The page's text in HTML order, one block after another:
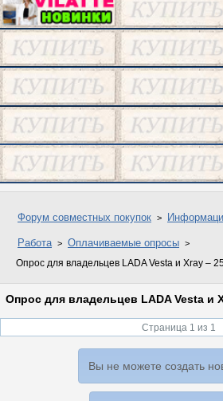
Форум совместных покупок
Работа Оплачиваемые опросы
Опрос для владельцев LADA Vesta и Xray –
Опрос для владельцев LADA Vesta и
Страница 1 из 1
Вы не можете создать